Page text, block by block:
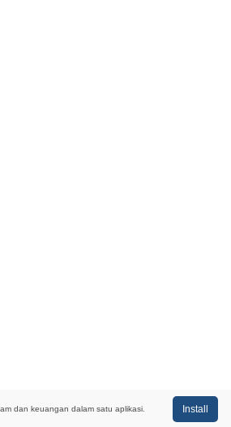
dan keuangan dalam satu aplikasi. Install